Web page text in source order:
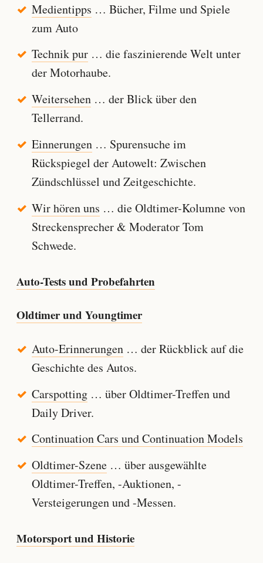
Medientipps … Bücher, Filme und Spiele
zum Auto
Technik pur… die faszinierende Welt unter
der Motorhaube.
Weitersehen… der Blick über den
Tellerrand.
Einnerungen… Spurensuche im
Rückspiegel der Autowelt: Zwischen
Zündschlüssel und Zeitgeschichte.
Wir hören uns … die Oldtimer-Kolumne von
Streckensprecher & Moderator Tom
Schwede.
Auto-Tests und Probefahrten
Oldtimer und Youngtimer
Auto-Erinnerungen… der Rückblick auf die
Geschichte des Autos.
Carspotting… über Oldtimer-Treffen und
Daily Driver.
Continuation Cars und Continuation Models
Oldtimer-Szene… über ausgewählte
Oldtimer-Treffen, -Auktionen, -
Versteigerungen und -Messen.
Motorsport und Historie